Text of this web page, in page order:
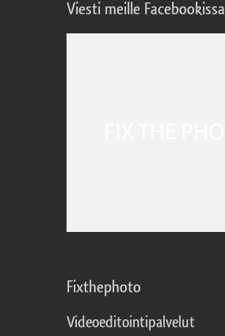
Viesti meille Facebookissa
Fixthephoto
Videoeditointipalvelut